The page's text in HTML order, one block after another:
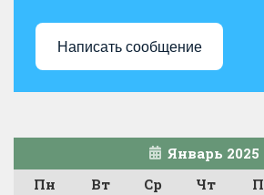
Написать сообщение
Январь 2025
Пн
Вт Ср Чт